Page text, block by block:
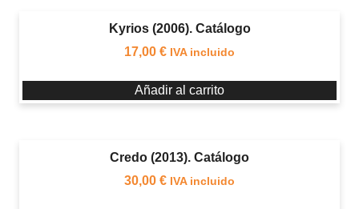
Kyrios (2006). Catálogo
17,00 € IVA incluido
Añadir al carrito
Credo (2013). Catálogo
30,00 € IVA incluido